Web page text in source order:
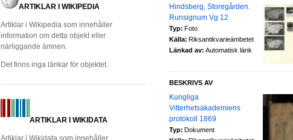
ARTIKLAR I WIKIPEDIA
Artiklar i Wikipedia som innehåller
information om detta objekt eller
närliggande ämnen.
Det finns inga länkar för objektet.
ARTIKLAR I WIKIDATA
Artiklar i Wikidata som innehåller
Hindsberg, Storegården.
Runsignum Vg 12
Typ: Foto
Källa: Riksantikvarieämbetet
Länkad av: Automatisk länk
BESKRIVS AV
Kungliga
Vitterhetsakademiens
protokoll 1869
Typ: Dokument